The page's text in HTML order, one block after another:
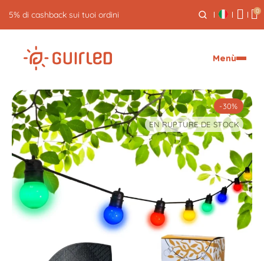
Reso gratuito entro 30 giorni 0
Menù
-30%
EN RUPTURE DE STOCK